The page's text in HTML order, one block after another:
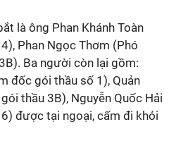
là ông Phan Khánh Toàn
Phan Ngọc Thơm (Phó
Ba người còn lại gồm:
đốc gói thầu số 1), Quản
thầu 3B), Nguyễn Quốc Hải
được tại ngoại, cấm đi khỏi